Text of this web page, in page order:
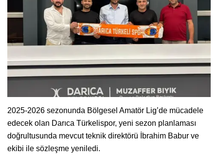
2025-2026 sezonunda Bölgesel Amatör Lig’de mücadele
edecek olan Darıca Türkelispor, yeni sezon planlaması
doğrultusunda mevcut teknik direktörü İbrahim Babur ve
ekibi ile sözleşme yeniledi.